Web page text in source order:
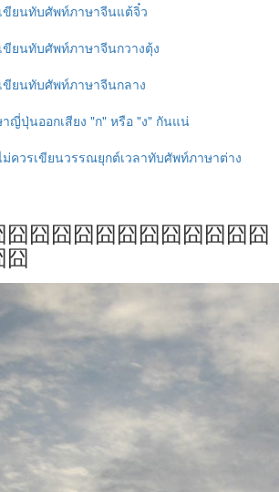
ขียนทับศัพท์ภาษาจีนแต้จิ๋ว
ขียนทับศัพท์ภาษาจีนกวางตุ้ง
ขียนทับศัพท์ภาษาจีนกลาง
ญี่ปุ่นออกเสียง "ก" หรือ "ง" กันแน่
ม่ควรเขียนวรรณยุกต์เวลาทับศัพท์ภาษาต่าง
囧囧囧囧囧囧囧囧囧囧囧